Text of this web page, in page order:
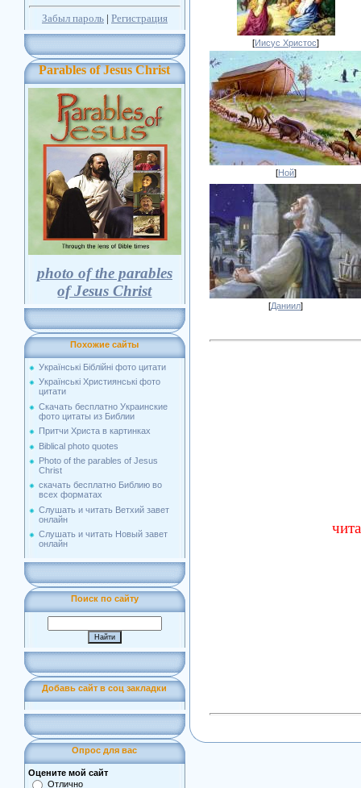
Забыл пароль | Регистрация
Parables of Jesus Christ
photo of the parables
of Jesus Christ
Похожие сайты
Українські Біблійні фото цитати
Українські Християнські фото
цитати
Скачать бесплатно Украинские
фото цитаты из Библии
Притчи Христа в картинках
Biblical photo quotes
Photo of the parables of Jesus
Christ
скачать бесплатно Библию во
всех форматах
Слушать и читать Ветхий завет
онлайн
Слушать и читать Новый завет
онлайн
Поиск по сайту
Добавь сайт в соц закладки
Опрос для вас
Оцените мой сайт
Отлично
[Иисус Христос]
[Ной]
[Даниил]